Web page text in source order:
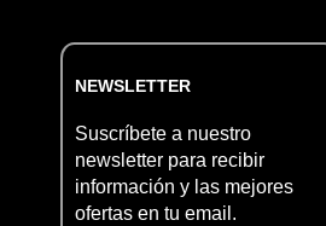
NEWSLETTER
Suscríbete a nuestro
newsletter para recibir
información y las mejores
ofertas en tu email.